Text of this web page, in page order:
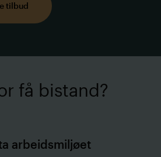
tilbud
få bistand?
arbeidsmiljøet